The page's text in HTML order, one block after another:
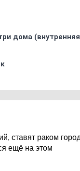
дома
ставят раком
ещё на этом